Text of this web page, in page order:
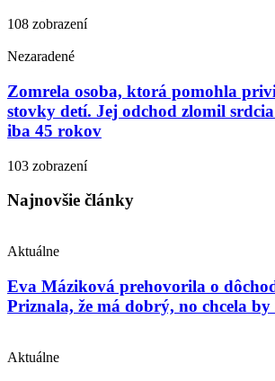
108 zobrazení
Nezaradené
Zomrela osoba, ktorá pomohla
stovky detí. Jej odchod zlomil
iba 45 rokov
103 zobrazení
Najnovšie články
Aktuálne
Eva Máziková prehovorila o
Priznala, že má dobrý, no chcela by
Aktuálne